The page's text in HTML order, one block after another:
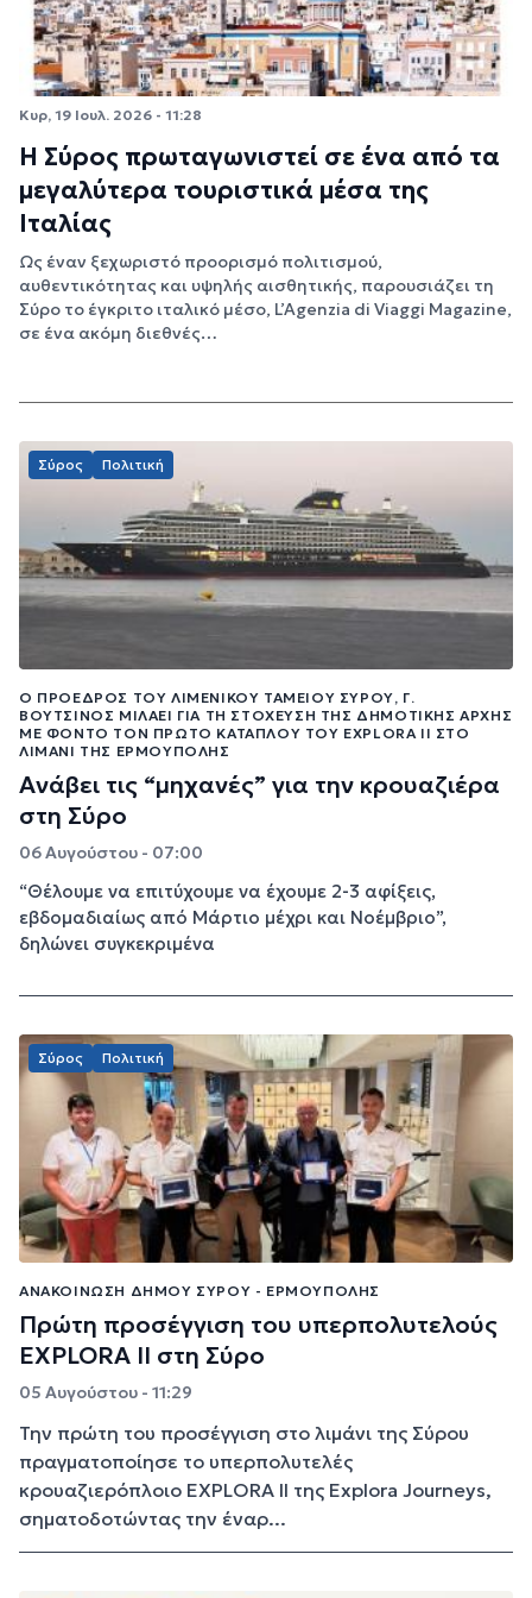
Κυρ, 19 Ιουλ. 2026 - 11:28
Η Σύρος πρωταγωνιστεί σε ένα από τα
μεγαλύτερα τουριστικά μέσα της
Ιταλίας
Ως έναν ξεχωριστό προορισμό πολιτισμού,
αυθεντικότητας και υψηλής αισθητικής, παρουσιάζει τη
Σύρο το έγκριτο ιταλικό μέσο, L’Agenzia di Viaggi Magazine,
σε ένα ακόμη διεθνές…
Σύρος Πολιτική
Ο ΠΡΌΕΔΡΟΣ ΤΟΥ ΛΙΜΕΝΙΚΟΎ ΤΑΜΕΊΟΥ ΣΎΡΟΥ, Γ.
ΒΟΥΤΣΊΝΟΣ ΜΙΛΆΕΙ ΓΙΑ ΤΗ ΣΤΌΧΕΥΣΗ ΤΗΣ ΔΗΜΟΤΙΚΉΣ ΑΡΧΉΣ
ΜΕ ΦΌΝΤΟ ΤΟΝ ΠΡΏΤΟ ΚΑΤΆΠΛΟΥ ΤΟΥ EXPLORA II ΣΤΟ
ΛΙΜΆΝΙ ΤΗΣ ΕΡΜΟΎΠΟΛΗΣ
Ανάβει τις “μηχανές” για την κρουαζιέρα
στη Σύρο
06 Αυγούστου - 07:00
“Θέλουμε να επιτύχουμε να έχουμε 2-3 αφίξεις,
εβδομαδιαίως από Μάρτιο μέχρι και Νοέμβριο”,
δηλώνει συγκεκριμένα
Σύρος Πολιτική
ΑΝΑΚΟΊΝΩΣΗ ΔΉΜΟΥ ΣΎΡΟΥ - ΕΡΜΟΎΠΟΛΗΣ
Πρώτη προσέγγιση του υπερπολυτελούς
EXPLORA II στη Σύρο
05 Αυγούστου - 11:29
Την πρώτη του προσέγγιση στο λιμάνι της Σύρου
πραγματοποίησε το υπερπολυτελές
κρουαζιερόπλοιο EXPLORA II της Explora Journeys,
σηματοδοτώντας την έναρ...